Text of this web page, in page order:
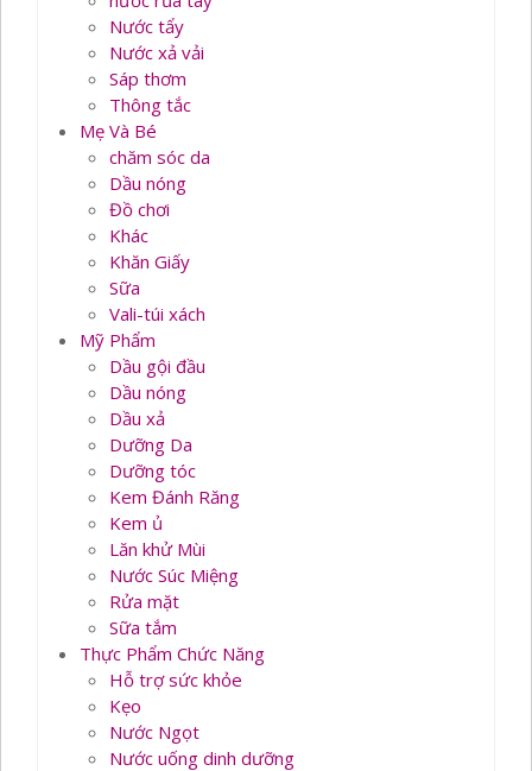
Nước tẩy
Nước xả vải
Sáp thơm
Thông tắc
Mẹ Và Bé
chăm sóc da
Dầu nóng
Đồ chơi
Khác
Khăn Giấy
Sữa
Vali-túi xách
Mỹ Phẩm
Dầu gội đầu
Dầu nóng
Dầu xả
Dưỡng Da
Dưỡng tóc
Kem Đánh Răng
Kem ủ
Lăn khử Mùi
Nước Súc Miệng
Rửa mặt
Sữa tắm
Thực Phẩm Chức Năng
Hỗ trợ sức khỏe
Kẹo
Nước Ngọt
Nước uống dinh dưỡng